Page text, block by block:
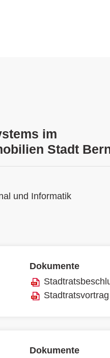
im
Stadt
und Informatik
Dokumente
Stadtratsvortrag
Dokumente